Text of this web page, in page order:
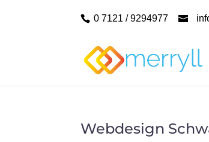
0 7121 / 9294977
Webdesign